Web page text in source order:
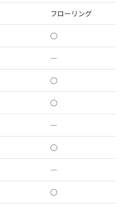
フローリング
◯
―
◯
◯
―
◯
―
◯